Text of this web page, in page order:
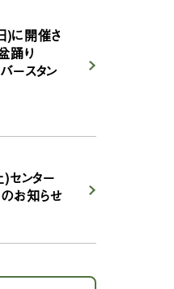
に開催さ
踊り
ースタン
センター
お知らせ